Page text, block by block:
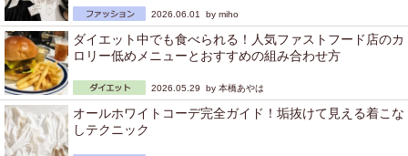
2026.06.01 by miho
ダイエット中でも食べられる！人気ファストフード店のカ
ロリー低めメニューとおすすめの組み合わせ方
2026.05.29 by 本橋あやは
オールホワイトコーデ完全ガイド！垢抜けて見える着こな
しテクニック